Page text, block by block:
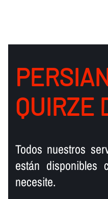
QUIRZE
Todos nuestros
están
necesite.